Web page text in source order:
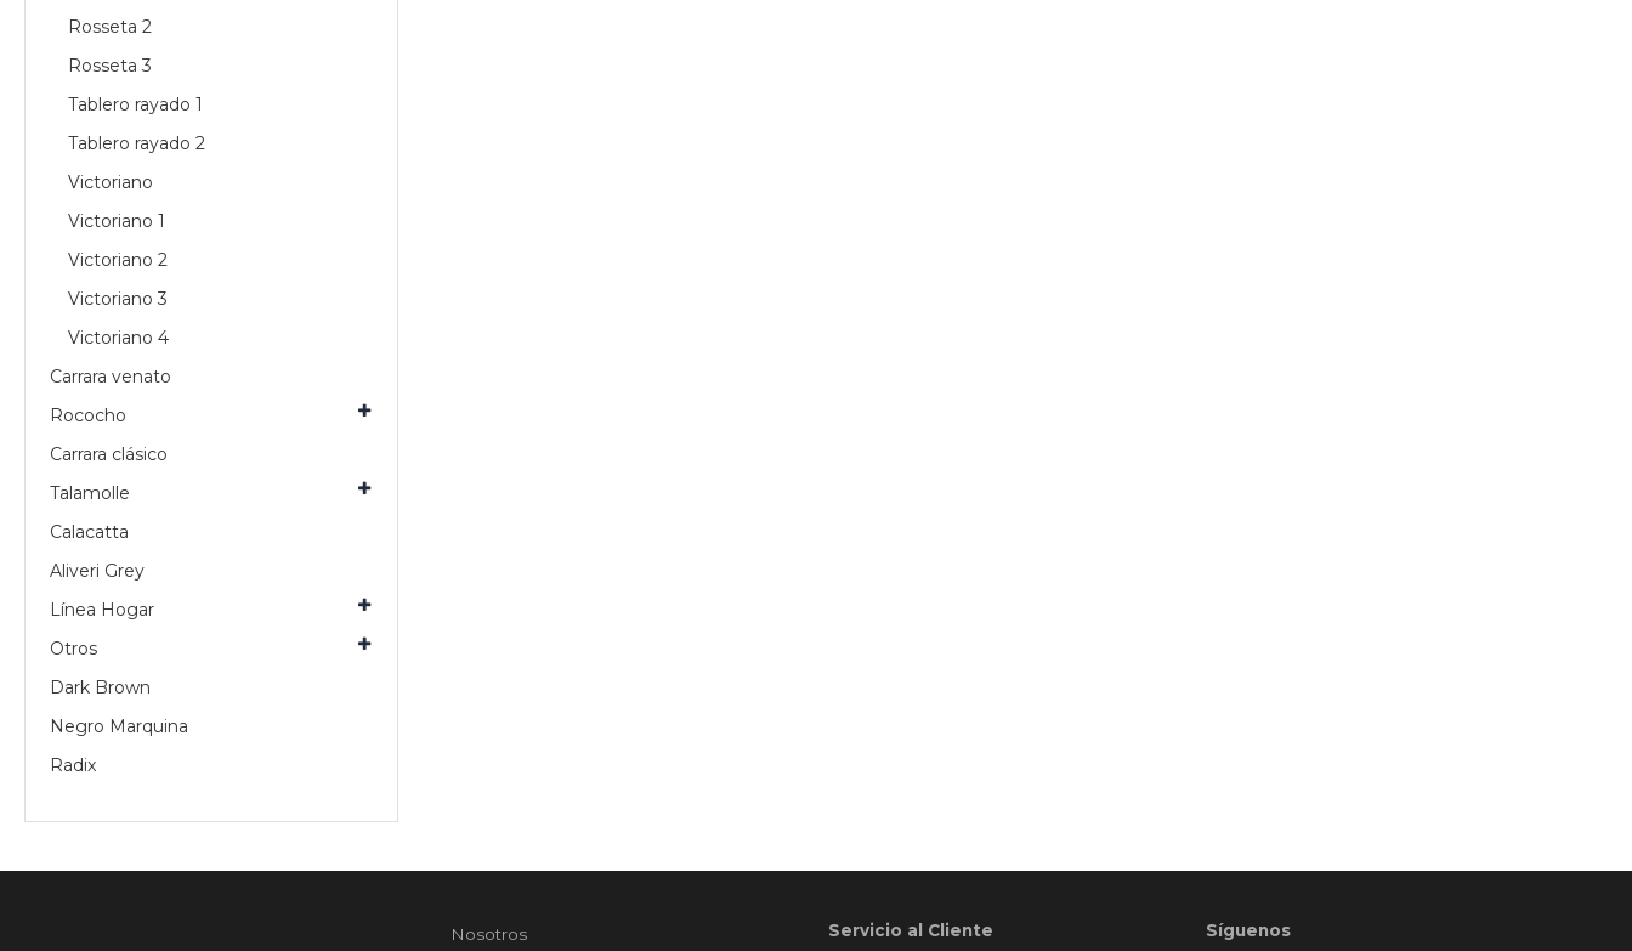
Rosseta 2
Rosseta 3
Tablero rayado 1
Tablero rayado 2
Victoriano
Victoriano 1
Victoriano 2
Victoriano 3
Victoriano 4
Carrara venato
Rococho
Carrara clásico
Talamolle
Calacatta
Aliveri Grey
Línea Hogar
Otros
Dark Brown
Negro Marquina
Radix
Nosotros Servicio al Cliente Síguenos